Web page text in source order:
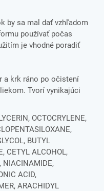
by sa mal dať vzhľadom
používať počas
je vhodné poradiť
a krk ráno po očistení
Tvorí vynikajúci
OCTOCRYLENE,
BUTYL
CETYL ALCOHOL,
NIACINAMIDE,
ACID,
ARACHIDYL